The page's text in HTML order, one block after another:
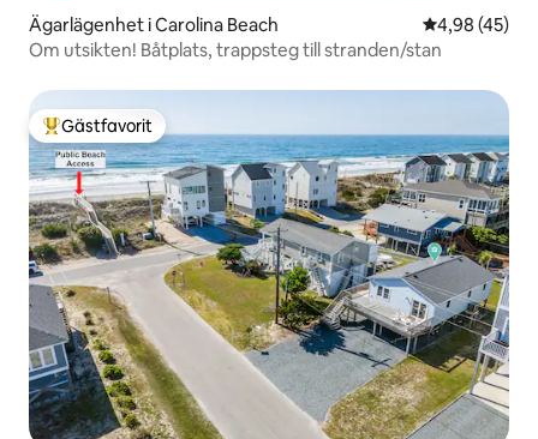
Ägarlägenhet i Carolina Beach 4,98 av 5 i
4,98 (45)
Om utsikten! Båtplats, trappsteg till stranden/stan
Populär gästfavorit
Gästfavorit